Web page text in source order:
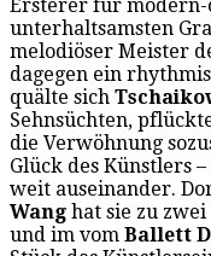
Ersterer für modern-
unterhaltsamsten
melodiöser Meister
dagegen ein
quälte sich
Sehnsüchten,
die Verwöhnung
Glück des Künstlers
weit auseinander.
Wang hat sie zu
und im vom Ballett